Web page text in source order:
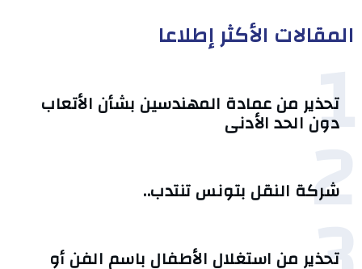
المقالات الأكثر إطلاعا
1
تحذير من عمادة المهندسين بشأن الأتعاب
دون الحد الأدنى
2
شركة النقل بتونس تنتدب..
تحذير من استغلال الأطفال باسم الفن أو